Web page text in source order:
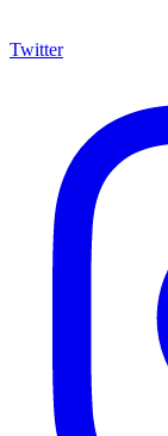
Twitter